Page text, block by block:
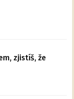
zjistíš, že